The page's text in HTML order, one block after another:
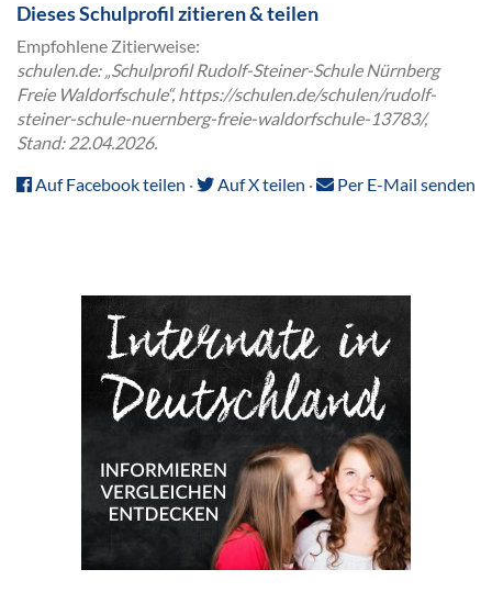
Dieses Schulprofil zitieren & teilen
Empfohlene Zitierweise:
schulen.de: „Schulprofil Rudolf-Steiner-Schule Nürnberg
Freie Waldorfschule“, https://schulen.de/schulen/rudolf-
steiner-schule-nuernberg-freie-waldorfschule-13783/,
Stand: 22.04.2026.
Auf Facebook teilen · Auf X teilen · Per E-Mail senden